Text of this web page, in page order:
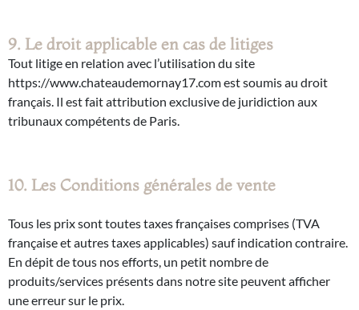
9. Le droit applicable en cas de litiges
Tout litige en relation avec l’utilisation du site
https://www.chateaudemornay17.com est soumis au droit
français. Il est fait attribution exclusive de juridiction aux
tribunaux compétents de Paris.
10. Les Conditions générales de vente
Tous les prix sont toutes taxes françaises comprises (TVA
française et autres taxes applicables) sauf indication contraire.
En dépit de tous nos efforts, un petit nombre de
produits/services présents dans notre site peuvent afficher
une erreur sur le prix.